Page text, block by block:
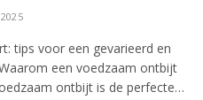
tips voor een gevarieerd en
een voedzaam ontbijt
ontbijt is de perfecte…